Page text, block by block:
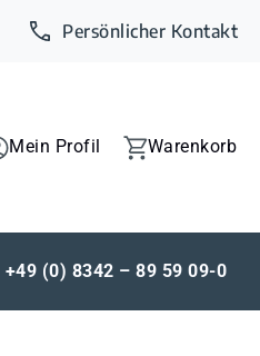
Persönlicher Kontakt
Mein Profil Warenkorb
+49 (0) 8342 – 89 59 09-0